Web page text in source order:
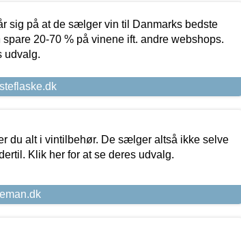
sig på at de sælger vin til Danmarks bedste
spare 20-70 % på vinene ift. andre webshops.
udvalg.
du alt i vintilbehør. De sælger altså ikke selve
Klik her for at se deres udvalg.